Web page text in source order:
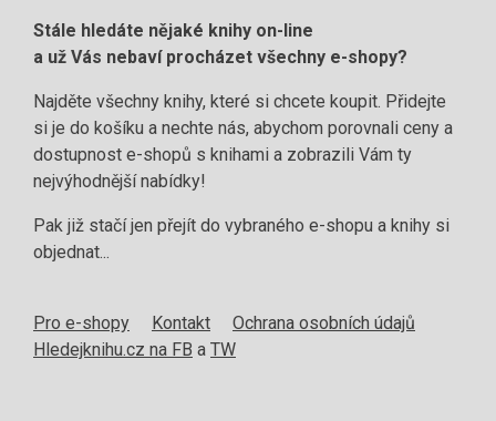
Stále hledáte nějaké knihy on-line
a už Vás nebaví procházet všechny e-shopy?
Najděte všechny knihy, které si chcete koupit. Přidejte
si je do košíku a nechte nás, abychom porovnali ceny a
dostupnost e-shopů s knihami a zobrazili Vám ty
nejvýhodnější nabídky!
Pak již stačí jen přejít do vybraného e-shopu a knihy si
objednat...
Pro e-shopy Kontakt
Ochrana osobních údajů
Hledejknihu.cz na FB a TW